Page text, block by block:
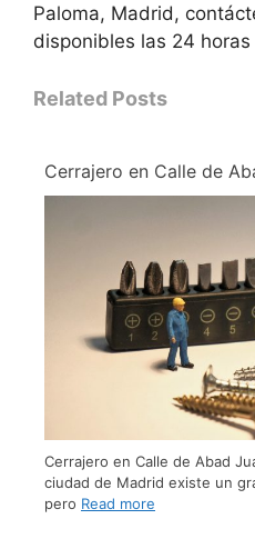
Paloma, Madrid,
disponibles las 24
Related Posts
Cerrajero en Calle de
Cerrajero en Calle de Abad
ciudad de Madrid existe un
pero Read more